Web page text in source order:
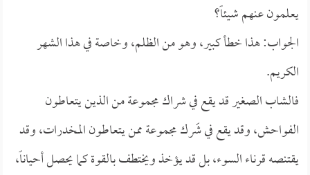
يعلمون عنهم شيئاً؟
الجواب: هذا خطأ كبير، وهو من الظلم، وخاصة في هذا الشهر
الكريم.
فالشاب الصغير قد يقع في شراك مجموعة من الذين يتعاطون
الفواحش، وقد يقع في شَرك مجموعة ممن يتعاطون المخدرات، وقد
يقتنصه قرناء السوء، بل قد يؤخذ ويختطف بالقوة كما يحصل أحياناً،